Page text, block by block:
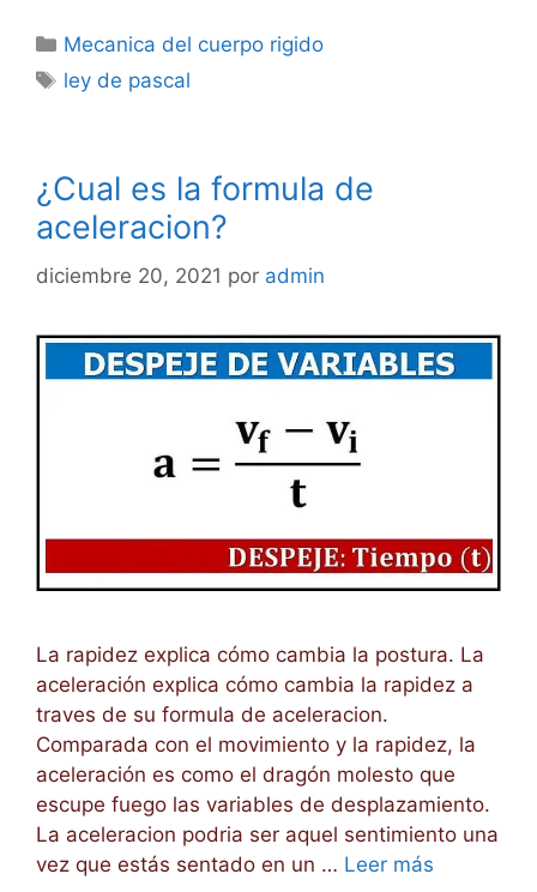
Categorías
Mecanica del cuerpo rigido
Etiquetas
ley de pascal
¿Cual es la formula de
aceleracion?
diciembre 20, 2021 por admin
La rapidez explica cómo cambia la postura. La
aceleración explica cómo cambia la rapidez a
traves de su formula de aceleracion.
Comparada con el movimiento y la rapidez, la
aceleración es como el dragón molesto que
escupe fuego las variables de desplazamiento.
La aceleracion podria ser aquel sentimiento una
vez que estás sentado en un … Leer más